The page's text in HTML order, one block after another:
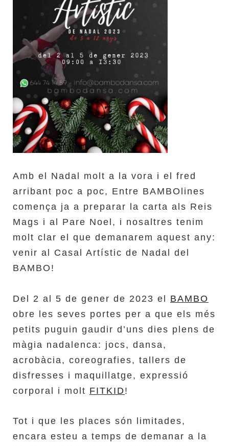
Amb el Nadal molt a la vora i el fred
arribant poc a poc, Entre BAMBOlines
comença ja a preparar la carta als Reis
Mags i al Pare Noel, i nosaltres tenim
molt clar el que demanarem aquest any:
venir al Casal Artístic de Nadal del
BAMBO!
Del 2 al 5 de gener de 2023 el BAMBO
obre les seves portes per a que els més
petits puguin gaudir d’uns dies plens de
màgia nadalenca: jocs, dansa,
acrobàcia, coreografies, tallers de
disfresses i maquillatge, expressió
corporal i molt FITKID!
Tot i que les places són limitades,
encara esteu a temps de demanar a la